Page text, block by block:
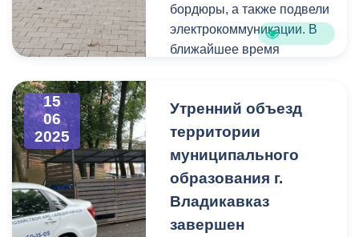
вежливо просят покинуть
территорию.
горожан в приоритете.
бордюры, а также подвели
электрокоммуникации. В
ближайшее время
и урн.
Работы проходят в рамках
нацпроекта
«Инфраструктура для
жизни». После
благоустройства сквер
15
06
2025
Утренний объезд
территории
муниципального
образования г.
Владикавказ
завершен